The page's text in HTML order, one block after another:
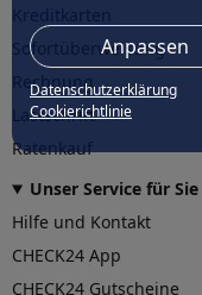
Anpassen
Datenschutzerklärung
Cookierichtlinie
Sofortüberweisung
Rechnung
Lastschrift
Ratenkauf
Unser Service für Sie
Hilfe und Kontakt
CHECK24 App
CHECK24 Gutscheine